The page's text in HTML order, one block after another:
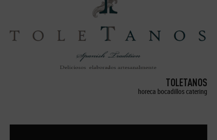
TOLETANOS
horeca bocadillos catering